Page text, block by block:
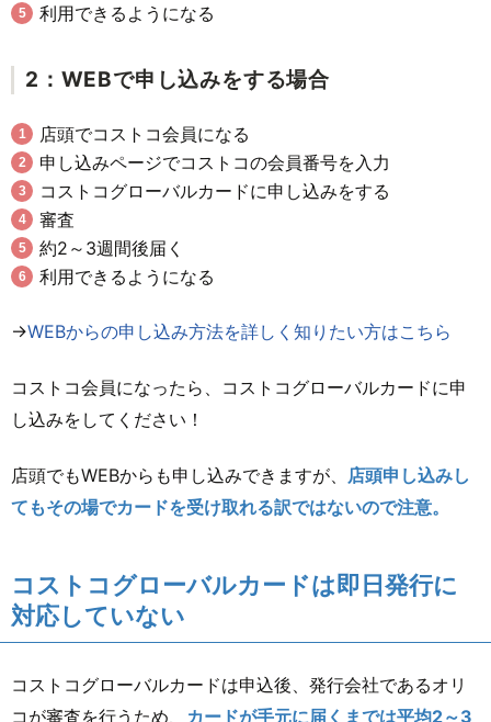
利用できるようになる
2：WEBで申し込みをする場合
店頭でコストコ会員になる
申し込みページでコストコの会員番号を入力
コストコグローバルカードに申し込みをする
審査
約2～3週間後届く
利用できるようになる
→WEBからの申し込み方法を詳しく知りたい方はこちら
コストコ会員になったら、コストコグローバルカードに申
し込みをしてください！
店頭でもWEBからも申し込みできますが、 店頭申し込みし
てもその場でカードを受け取れる訳ではないので注意。
コストコグローバルカードは即日発行に
対応していない
コストコグローバルカードは申込後、発行会社であるオリ
コが審査を行うため、 カードが手元に届くまでは平均2～3